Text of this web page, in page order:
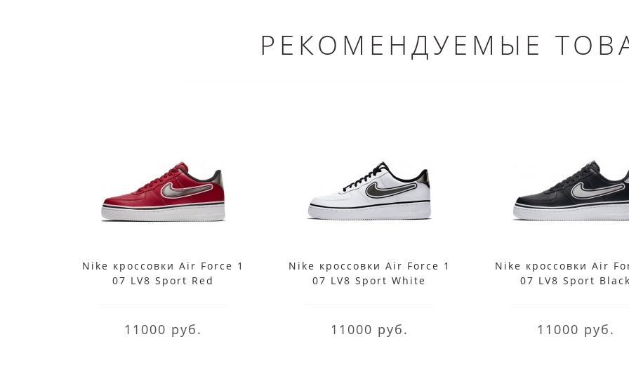
РЕКОМЕНДУЕМЫЕ
Nike кроссовки Air Force 1
07 LV8 Sport Red
11000 руб.
Nike кроссовки Air Force 1
07 LV8 Sport White
11000 руб.
Nike кроссовки Air
07 LV8 Sport
11000 руб.